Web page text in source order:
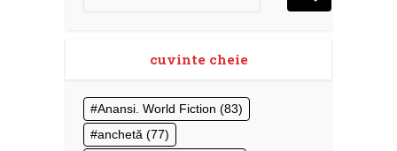
cuvinte cheie
Anansi. World Fiction (83)
anchetă (77)